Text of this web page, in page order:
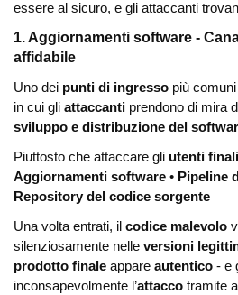
essere al sicuro, e gli attaccanti
1. Aggiornamenti software -
affidabile
Uno dei punti di ingresso più
in cui gli attaccanti prendono di mira
sviluppo e distribuzione del
Piuttosto che attaccare gli utenti finali
Aggiornamenti software • Pipeline
Repository del codice sorgente
Una volta entrati, il codice malevolo
silenziosamente nelle versioni
prodotto finale appare autentico - e
inconsapevolmente l’attacco tramite